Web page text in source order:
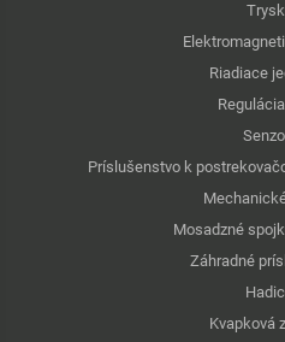
Riadiace
Príslušenstvo k
Mosadzné
Záhradné
Kvapková